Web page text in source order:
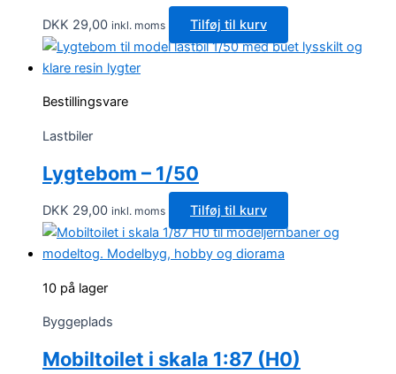
DKK 29,00 inkl. moms Tilføj til kurv
Bestillingsvare
Lastbiler
Lygtebom – 1/50
DKK 29,00 inkl. moms Tilføj til kurv
10 på lager
Byggeplads
Mobiltoilet i skala 1:87 (H0)